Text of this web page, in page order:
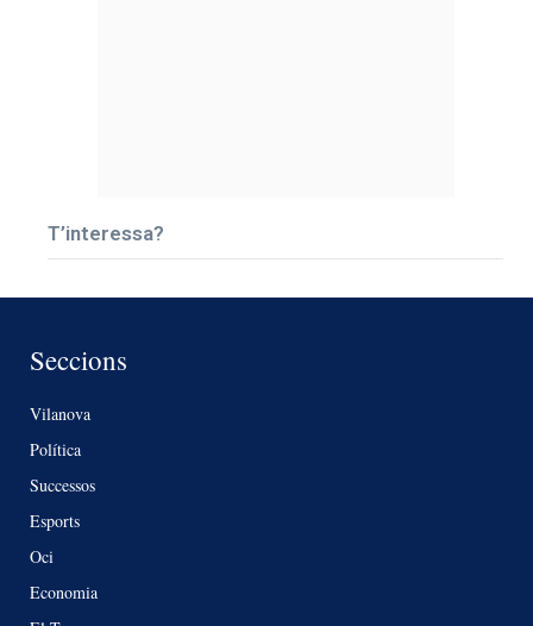
T’interessa?
Seccions
Vilanova
Política
Successos
Esports
Oci
Economia